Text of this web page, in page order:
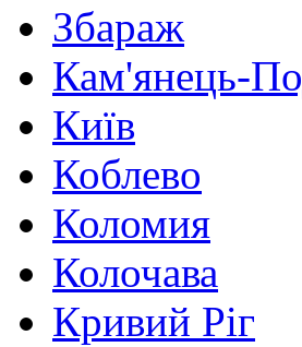
Збараж
Кам'янець-
Київ
Коблево
Коломия
Колочава
Кривий Ріг